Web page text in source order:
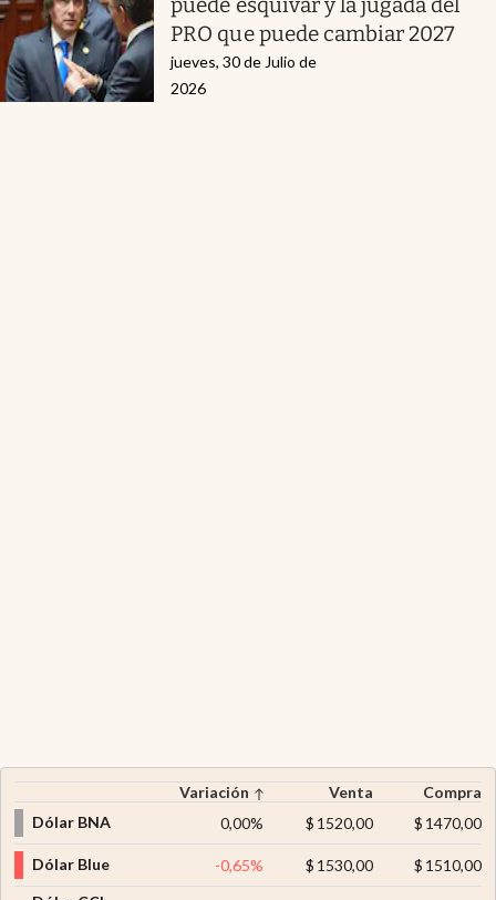
PRO que puede cambiar 2027
jueves, 30 de Julio de
2026
Variación Venta
Compra
Dólar BNA
0,00% $ 1520,00 $ 1470,00
Dólar Blue -0,65% $ 1530,00 $ 1510,00